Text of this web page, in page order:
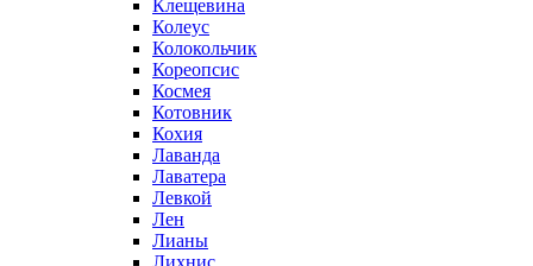
Клещевина
Колеус
Колокольчик
Кореопсис
Космея
Котовник
Кохия
Лаванда
Лаватера
Левкой
Лен
Лианы
Лихнис